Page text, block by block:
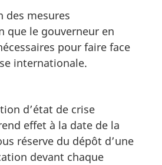
des mesures
que le gouverneur en
pour faire face
internationale.
d’état de crise
effet à la date de la
réserve du dépôt d’une
devant chaque